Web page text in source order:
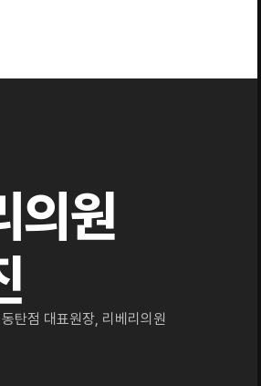
의원
탄점 대표원장, 리베리의원